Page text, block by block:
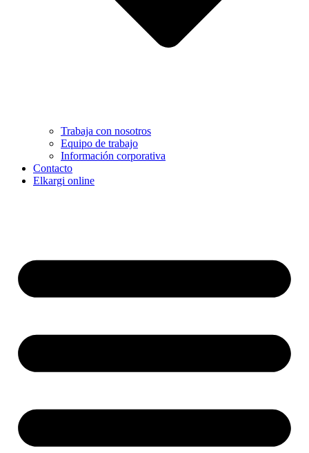
Trabaja con nosotros
Equipo de trabajo
Información corporativa
Contacto
Elkargi online